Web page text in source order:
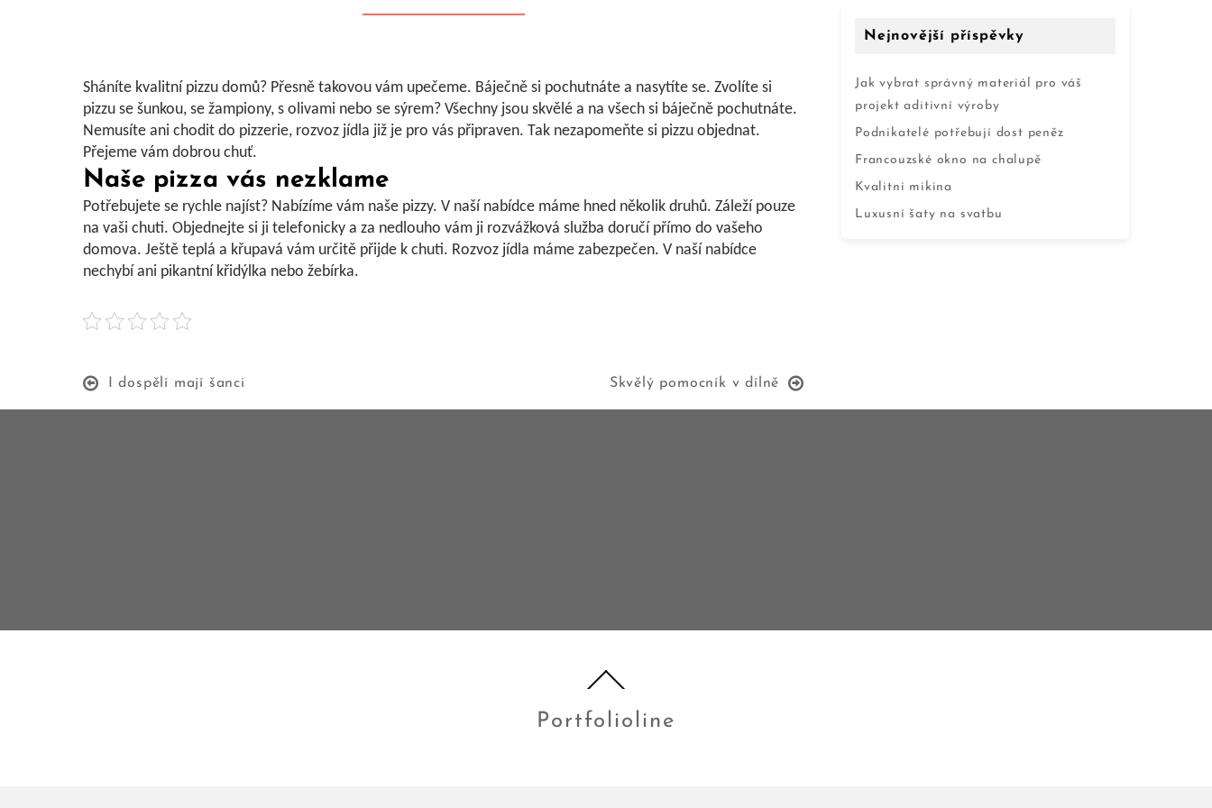
Sháníte kvalitní pizzu domů? Přesně takovou vám upečeme. Báječně si pochutnáte a nasytíte se. Zvolíte si
pizzu se šunkou, se žampiony, s olivami nebo se sýrem? Všechny jsou skvělé a na všech si báječně pochutnáte.
Nemusíte ani chodit do pizzerie, rozvoz jídla již je pro vás připraven. Tak nezapomeňte si pizzu objednat.
Přejeme vám dobrou chuť.
Naše pizza vás nezklame
Potřebujete se rychle najíst? Nabízíme vám naše pizzy. V naší nabídce máme hned několik druhů. Záleží pouze
na vaši chuti. Objednejte si ji telefonicky a za nedlouho vám ji rozvážková služba doručí přímo do vašeho
domova. Ještě teplá a křupavá vám určitě přijde k chuti. Rozvoz jídla máme zabezpečen. V naší nabídce
nechybí ani pikantní křidýlka nebo žebírka.
I dospělí mají šanci Skvělý pomocník v dílně
Nejnovější příspěvky
Jak vybrat správný materiál pro váš
projekt aditivní výroby
Podnikatelé potřebují dost peněz
Francouzské okno na chalupě
Kvalitní mikina
Luxusní šaty na svatbu
Portfolioline